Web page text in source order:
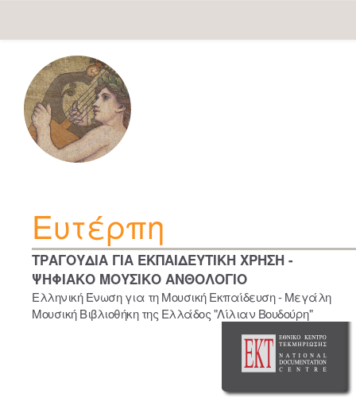
navigation
Ευτέρπη
ΤΡΑΓΟΥΔΙΑ ΓΙΑ ΕΚΠΑΙΔΕΥΤΙΚΗ ΧΡΗΣΗ -
ΨΗΦΙΑΚΟ ΜΟΥΣΙΚΟ ΑΝΘΟΛΟΓΙΟ
Ελληνική Ένωση για τη Μουσική Εκπαίδευση - Μεγάλη
Μουσική Βιβλιοθήκη της Ελλάδος "Λίλιαν Βουδούρη"